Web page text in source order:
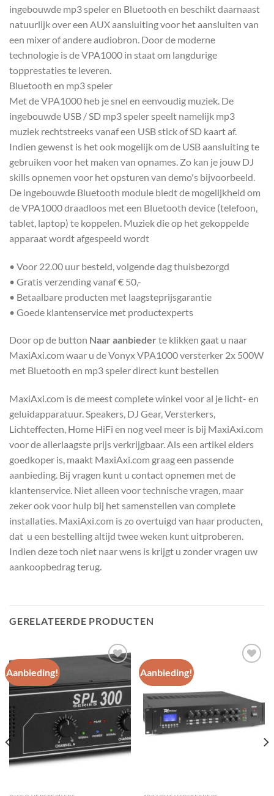
ingebouwde mp3 speler en Bluetooth en beschikt daarnaast
natuurlijk over een AUX aansluiting voor het aansluiten van
een mixer of andere audiobron. Door de moderne
technologie is de VPA1000 in staat om langdurige
topprestaties te leveren.
Bluetooth en mp3 speler
Met de VPA1000 heb je snel en eenvoudig muziek. De
ingebouwde USB / SD mp3 speler speelt namelijk mp3
muziek rechtstreeks vanaf een USB stick of SD kaart af.
Indien gewenst is het ook mogelijk om de USB aansluiting te
gebruiken voor het maken van opnames. Zo kan je jouw DJ
skills opnemen voor het opsturen van demo's bijvoorbeeld.
De ingebouwde Bluetooth module biedt de mogelijkheid om
de VPA1000 draadloos met een Bluetooth device (telefoon,
tablet, laptop) te koppelen. Muziek die op het gekoppelde
apparaat wordt afgespeeld wordt
• Voor 22.00 uur besteld, volgende dag thuisbezorgd
• Gratis verzending vanaf € 50,-
• Betaalbare producten met laagsteprijsgarantie
• Goede klantenservice met productexperts
Door op de button Naar aanbieder te klikken gaat u naar
MaxiAxi.com waar u de Vonyx VPA1000 versterker 2x 500W
met Bluetooth en mp3 speler direct kunt bestellen
MaxiAxi.com is de meest complete winkel voor al je licht- en
geluidapparatuur. Speakers, DJ Gear, Versterkers,
Lichteffecten, Home HiFi en nog veel meer is bij MaxiAxi.com
voor de allerlaagste prijs verkrijgbaar. Als een artikel elders
goedkoper is, maakt MaxiAxi.com graag een passende
aanbieding. Bij vragen kunt u contact opnemen met de
klantenservice. Niet alleen voor technische vragen, maar
zeker ook voor hulp bij het samenstellen van complete
installaties. MaxiAxi.com is zo overtuigd van haar producten,
dat u een bestelling altijd twee weken kunt uitproberen.
Indien deze toch niet naar wens is krijgt u zonder vragen uw
aankoopbedrag terug.
GERELATEERDE PRODUCTEN
Aanbieding!
Toevoegen
aan
wenslijst
Aanbieding!
Toevoegen
aan
wenslijst